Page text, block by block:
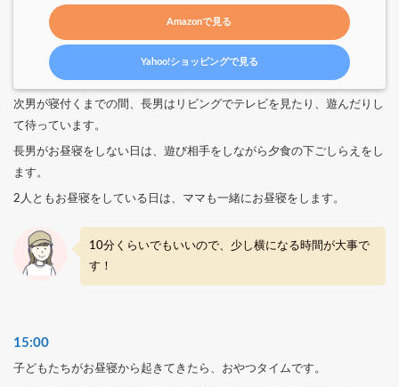
Amazonで見る
Yahoo!ショッピングで見る
次男が寝付くまでの間、長男はリビングでテレビを見たり、遊んだりし
て待っています。
長男がお昼寝をしない日は、遊び相手をしながら夕食の下ごしらえをし
ます。
2人ともお昼寝をしている日は、ママも一緒にお昼寝をします。
10分くらいでもいいので、少し横になる時間が大事で
す！
15:00
子どもたちがお昼寝から起きてきたら、おやつタイムです。